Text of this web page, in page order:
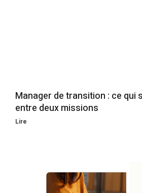
Manager de transition : ce qui
entre deux missions
Lire